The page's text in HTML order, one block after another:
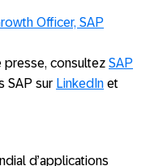
Officer, SAP
presse, consultez SAP
SAP sur LinkedIn et
d’applications